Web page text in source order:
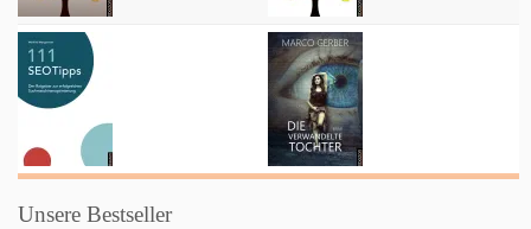
Unsere Bestseller